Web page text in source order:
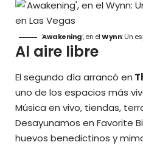
‘Awakening‘, en elWynn: Un
Al aire libre
El segundo día arrancó en
uno de los espacios más
Música en vivo, tiendas,
Desayunamos en Favorite
huevos benedictinos y